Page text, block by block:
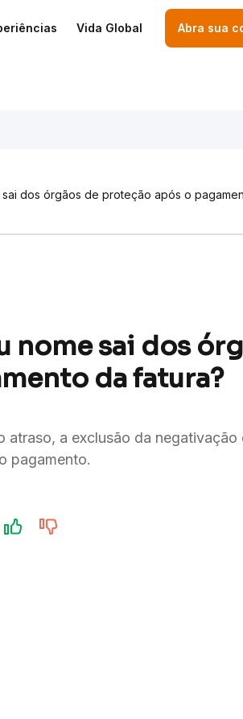
Vida Global Abra sua
dos órgãos de proteção após o
nome sai dos
da fatura?
atraso, a exclusão da negativação
pagamento.